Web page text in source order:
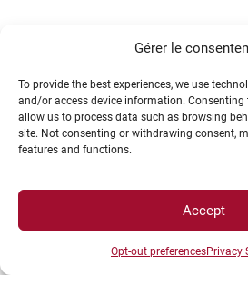
Gérer le
To provide the best experiences, we use
and/or access device information. Consenting
allow us to process data such as browsing
site. Not consenting or withdrawing consent,
features and functions.
Accept
Opt-out preferencesPrivacy
INFORMATIONS
Plan d’accès des
Données personnelles et
Gérer mes
Politique de
Politique de